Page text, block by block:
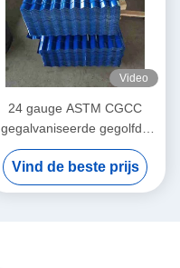
Video
24 gauge ASTM CGCC
gegalvaniseerde gegolfde
metalen dakplaten voor
dakbedekking en
wandbekleding
Vind de beste prijs